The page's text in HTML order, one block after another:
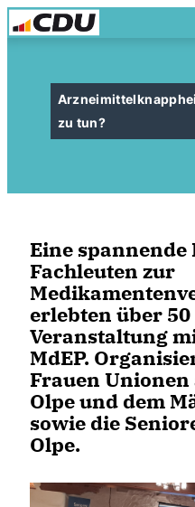
zu tun?
Eine
Fachleuten zur
erlebten über
Veranstaltung
MdEP.
Frauen Unionen
Olpe und dem
sowie die
Olpe.